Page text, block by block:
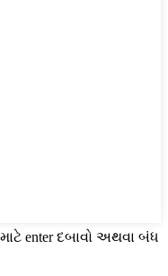
enter દબાવો અથવા બંધ